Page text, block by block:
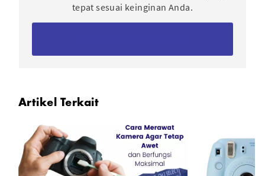
tepat sesuai keinginan Anda.
Artikel Terkait